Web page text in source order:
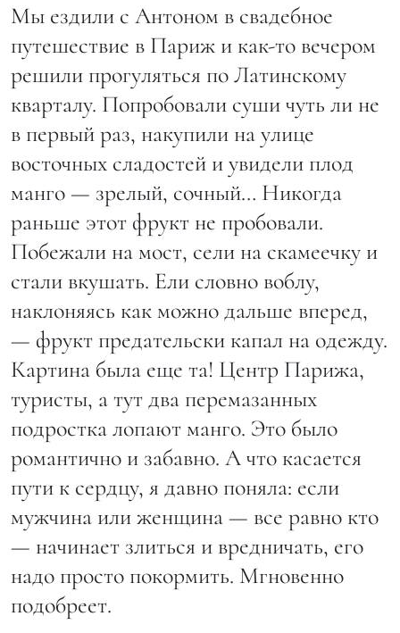
Мы ездили с Антоном в свадебное
путешествие в Париж и как-то вечером
решили прогуляться по Латинскому
кварталу. Попробовали суши чуть ли не
в первый раз, накупили на улице
восточных сладостей и увидели плод
манго — зрелый, сочный… Никогда
раньше этот фрукт не пробовали.
Побежали на мост, сели на скамеечку и
стали вкушать. Ели словно воблу,
наклоняясь как можно дальше вперед,
— фрукт предательски капал на одежду.
Картина была еще та! Центр Парижа,
туристы, а тут два перемазанных
подростка лопают манго. Это было
романтично и забавно. А что касается
пути к сердцу, я давно поняла: если
мужчина или женщина — все равно кто
— начинает злиться и вредничать, его
надо просто покормить. Мгновенно
подобреет.